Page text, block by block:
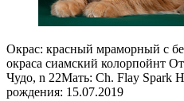
Окрас: красный мраморный с
окраса сиамский колорпойнт
Чудо, n 22Мать: Ch. Flay Spark
рождения: 15.07.2019